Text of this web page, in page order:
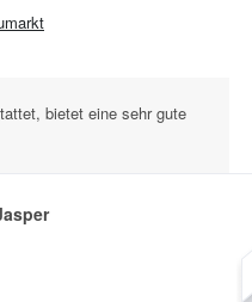
bietet eine sehr gute